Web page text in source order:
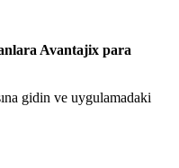
Avantajix para
gidin ve uygulamadaki